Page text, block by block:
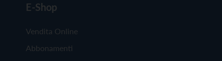
E-Shop
Vendita Online
Abbonamenti